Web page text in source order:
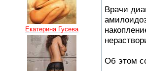
Екатерина Гусева
Врачи
Об этом